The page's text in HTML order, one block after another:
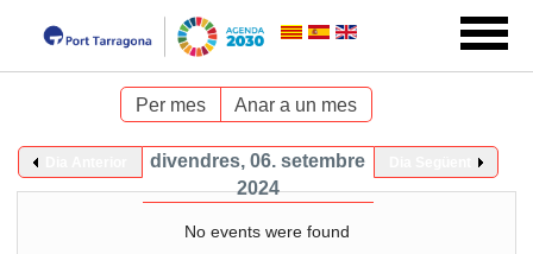
Per mes Anar a un mes
divendres, 06. setembre
2024
No events were found